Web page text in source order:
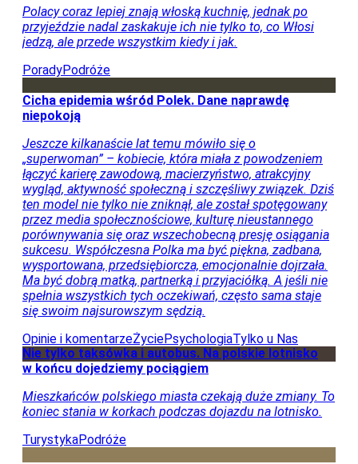
Turyści zdecydowani na wylot jutro mogą zaoszczędzić
na wakacjach w Turcji. Tutaj można spędzić tydzień w
kameralnym hotelu.
OkazjePodróże
Duże utrudnienia przez wulkan Etna. Samoloty
zostały przekierowane
Przyloty do Katanii zostały wstrzymane z powodu
aktywności Etny. Pasażerowie powinni sprawdzić swój
status lotu. Zorganizowano dodatkowe pociągi z
Palermo.
TurystykaPodróże
Rośnie zagrożenie na all inclusive. Popularne hotele
pod obserwacją
W tym popularnym wakacyjnym kraju rośnie ryzyko
infekcji pasożytami. Turyści muszą uważać na wodę i
jedzenie w hotelach.